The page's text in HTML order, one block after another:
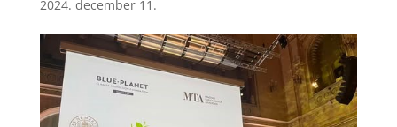
2024. december 11.